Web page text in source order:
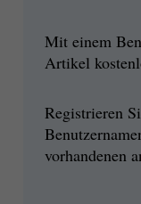
Mit einem
Artikel
Registrieren
vorhandenen